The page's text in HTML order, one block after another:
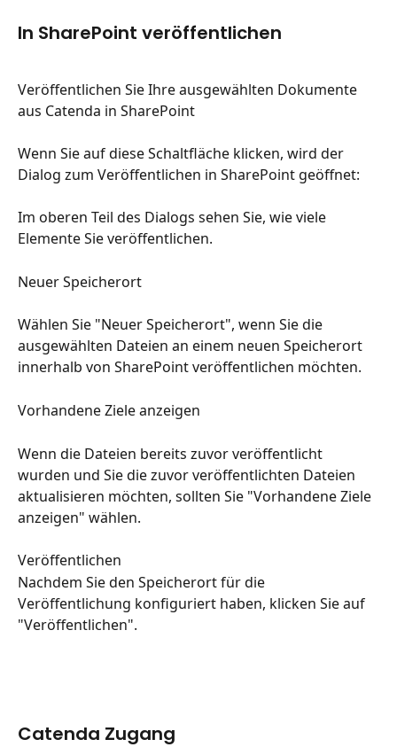
In SharePoint veröffentlichen
Veröffentlichen Sie Ihre ausgewählten Dokumente
aus Catenda in SharePoint
Wenn Sie auf diese Schaltfläche klicken, wird der
Dialog zum Veröffentlichen in SharePoint geöffnet:
Im oberen Teil des Dialogs sehen Sie, wie viele
Elemente Sie veröffentlichen.
Neuer Speicherort
Wählen Sie "Neuer Speicherort", wenn Sie die
ausgewählten Dateien an einem neuen Speicherort
innerhalb von SharePoint veröffentlichen möchten.
Vorhandene Ziele anzeigen
Wenn die Dateien bereits zuvor veröffentlicht
wurden und Sie die zuvor veröffentlichten Dateien
aktualisieren möchten, sollten Sie "Vorhandene Ziele
anzeigen" wählen.
Veröffentlichen
Nachdem Sie den Speicherort für die
Veröffentlichung konfiguriert haben, klicken Sie auf
"Veröffentlichen".
Catenda Zugang